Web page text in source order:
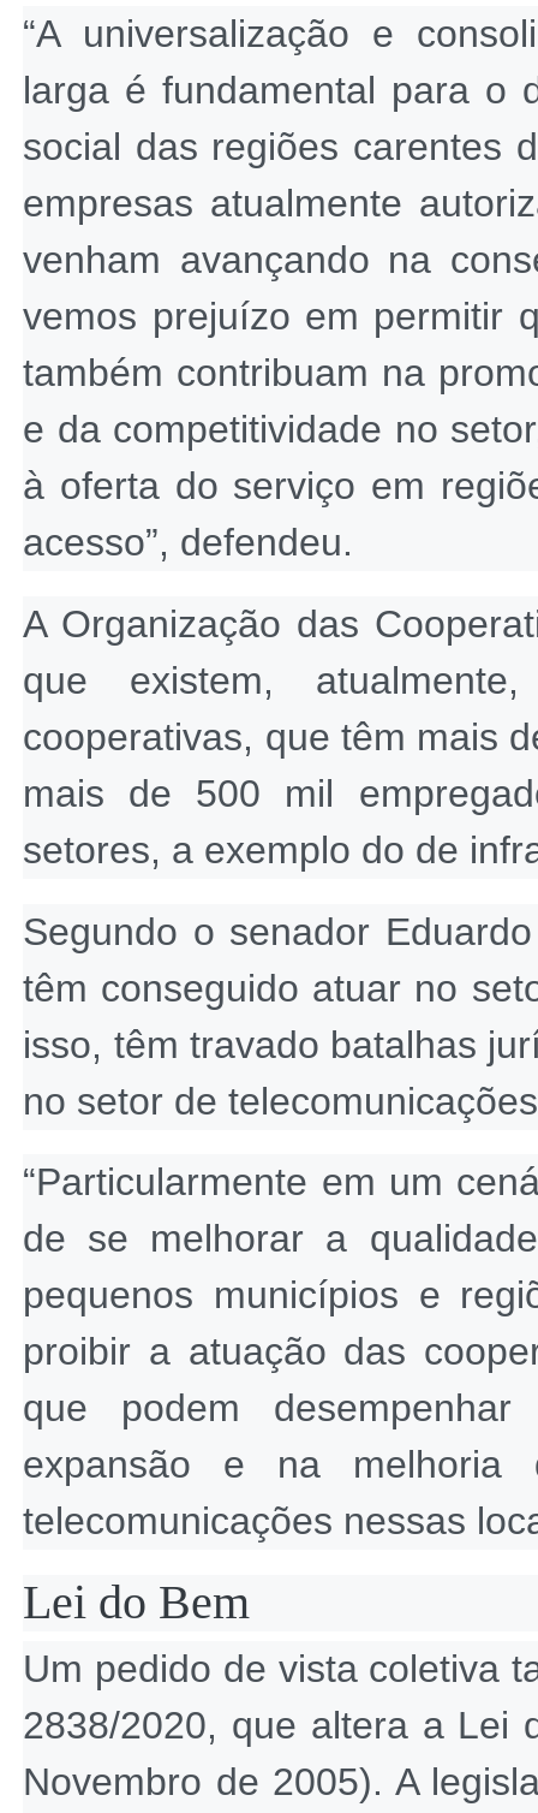
“A universalização e
larga é fundamental para o
social das regiões carentes
empresas atualmente
venham avançando na
vemos prejuízo em permitir
também contribuam na
e da competitividade no
à oferta do serviço em
acesso”, defendeu.
A Organização das
que existem,
cooperativas, que têm mais
mais de 500 mil
setores, a exemplo do de
Segundo o senador
têm conseguido atuar no
isso, têm travado batalhas
no setor de
“Particularmente em um
de se melhorar a
pequenos municípios e
proibir a atuação das
que podem
expansão e na
telecomunicações nessas
Lei do Bem
Um pedido de vista coletiva
2838/2020, que altera a Lei
Novembro de 2005). A